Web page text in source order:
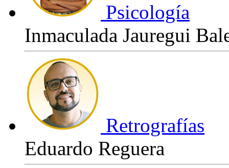
Psicología
Inmaculada Jauregui
Retrografías
Eduardo Reguera